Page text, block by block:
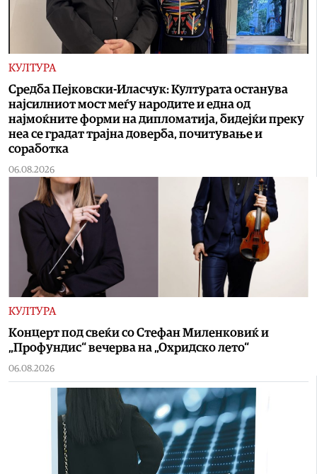
КУЛТУРА
Средба Пејковски-Иласчук: Културата останува
најсилниот мост меѓу народите и една од
најмоќните форми на дипломатија, бидејќи преку
неа се градат трајна доверба, почитување и
соработка
06.08.2026
КУЛТУРА
Концерт под свеќи со Стефан Миленковиќ и
„Профундис“ вечерва на „Охридско лето“
06.08.2026